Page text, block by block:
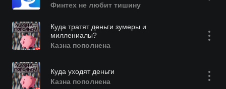
Финтех не любит тишину
Куда тратят деньги зумеры и
миллениалы?
Казна пополнена
Куда уходят деньги
Казна пополнена